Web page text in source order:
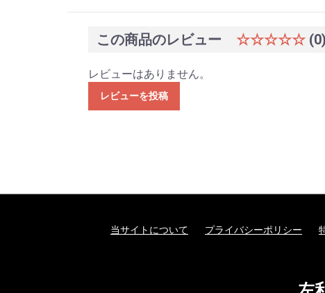
この商品のレビュー ☆☆☆☆☆ (0)
レビューはありません。
レビューを投稿
当サイトについて プライバシーポリシー